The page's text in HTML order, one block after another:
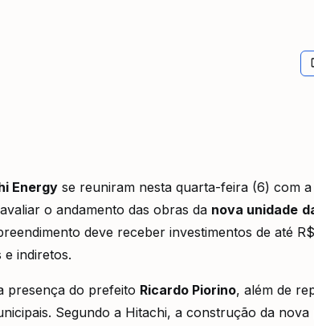
Energy se reuniram nesta quarta-feira (6) com a
o andamento das obras da nova unidade
deve receber investimentos de até
e indiretos.
presença do prefeito Ricardo Piorino, além de
Segundo a Hitachi, a construção da